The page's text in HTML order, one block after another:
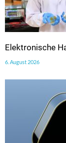
Elektronische
6. August 2026